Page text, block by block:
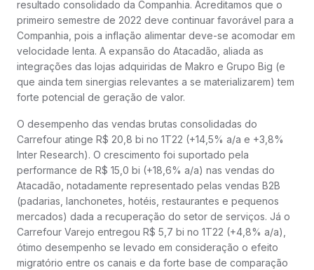
resultado consolidado da Companhia. Acreditamos que o
primeiro semestre de 2022 deve continuar favorável para a
Companhia, pois a inflação alimentar deve-se acomodar em
velocidade lenta. A expansão do Atacadão, aliada as
integrações das lojas adquiridas de Makro e Grupo Big (e
que ainda tem sinergias relevantes a se materializarem) tem
forte potencial de geração de valor.
O desempenho das vendas brutas consolidadas do
Carrefour atinge R$ 20,8 bi no 1T22 (+14,5% a/a e +3,8%
Inter Research). O crescimento foi suportado pela
performance de R$ 15,0 bi (+18,6% a/a) nas vendas do
Atacadão, notadamente representado pelas vendas B2B
(padarias, lanchonetes, hotéis, restaurantes e pequenos
mercados) dada a recuperação do setor de serviços. Já o
Carrefour Varejo entregou R$ 5,7 bi no 1T22 (+4,8% a/a),
ótimo desempenho se levado em consideração o efeito
migratório entre os canais e da forte base de comparação